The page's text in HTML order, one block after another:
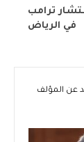
ترامب
في الرياض
عن المؤلف